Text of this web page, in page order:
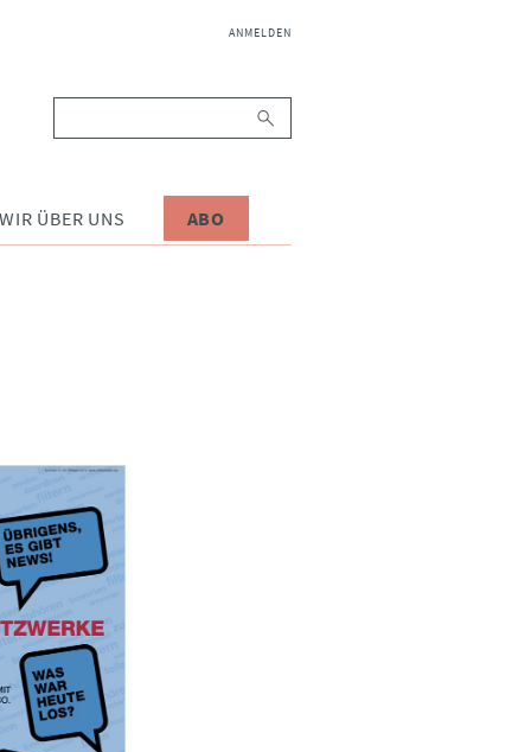
NAVIGATION
ANMELDEN
WIR ÜBER UNS ABO